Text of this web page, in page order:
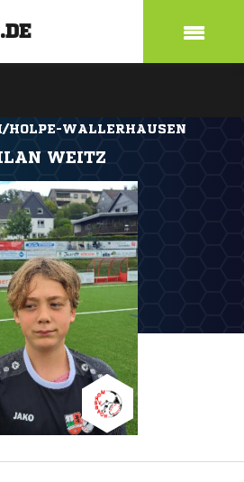
HOLPE-WALLERHAUSEN
WEITZ